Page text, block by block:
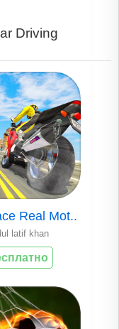
Driving
Real Mot..
latif khan